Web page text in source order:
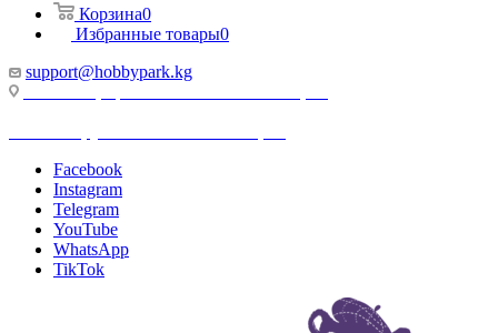
Корзина0
Избранные товары0
support@hobbypark.kg
Facebook
Instagram
Telegram
YouTube
WhatsApp
TikTok